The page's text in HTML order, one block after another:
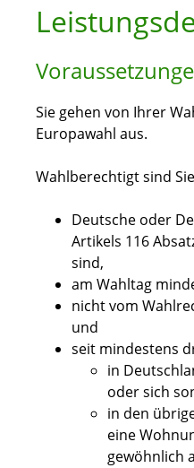
Sie gehen von Ihrer
Europawahl aus.
Wahlberechtigt sind
Deutsche oder
Artikels 116
sind,
am Wahltag
nicht vom
und
seit mindestens
in
oder sich
in den
eine
gewöhnlich